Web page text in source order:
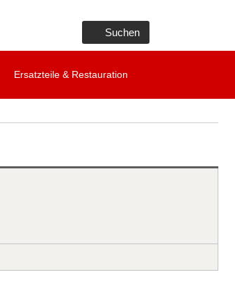
Suchen
Ersatzteile & Restauration